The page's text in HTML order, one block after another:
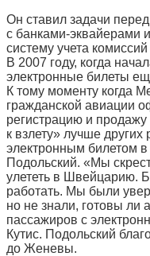
Он ставил задачи
с банками-эквайерами
систему учета
В 2007 году, когда
электронные билеты
К тому моменту когда
гражданской авиации
регистрацию и
к взлету» лучше
электронным билетом
Подольский. «Мы
улететь в Швейцарию.
работать. Мы были
но не знали, готовы ли
пассажиров с
Кутис. Подольский
до Женевы.